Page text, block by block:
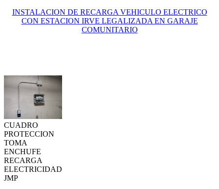
INSTALACION DE RECARGA VEHICULO ELECTRICO
CON ESTACION IRVE LEGALIZADA EN GARAJE
COMUNITARIO
CUADRO
PROTECCION
TOMA
ENCHUFE
RECARGA
ELECTRICIDAD
JMP